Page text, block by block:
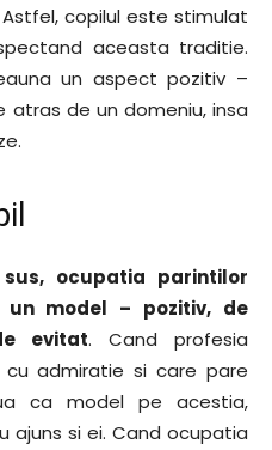
copilul este stimulat
aceasta traditie.
un aspect pozitiv –
atras de un domeniu, insa
ocupatia parintilor
model – pozitiv, de
evitat. Cand profesia
admiratie si care pare
ca model pe acestia,
ajuns si ei. Cand ocupatia